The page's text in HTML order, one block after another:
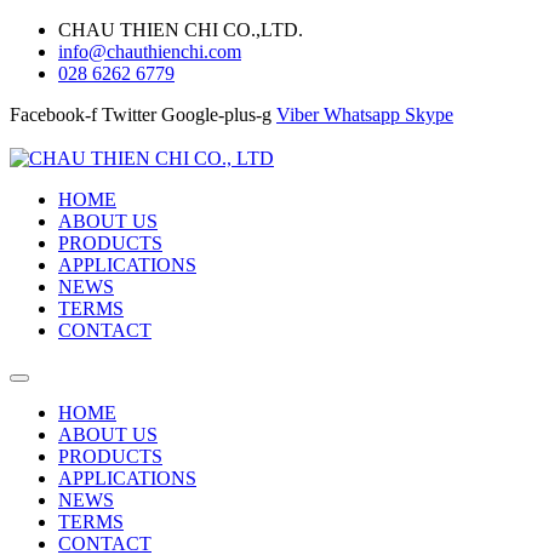
CHAU THIEN CHI CO.,LTD.
info@chauthienchi.com
028 6262 6779
Facebook-f Twitter Google-plus-g Viber Whatsapp Skype
HOME
ABOUT US
PRODUCTS
APPLICATIONS
NEWS
TERMS
CONTACT
HOME
ABOUT US
PRODUCTS
APPLICATIONS
NEWS
TERMS
CONTACT